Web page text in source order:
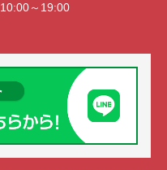
～19:00